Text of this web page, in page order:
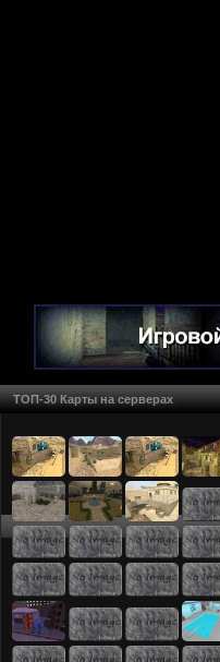
ТОП-30 Карты на серверах